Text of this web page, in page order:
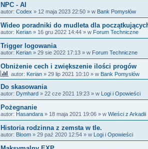
NPC - AI
autor: Codex » 12 maja 2023 22:50 » w Bank Pomysłów
Wideo poradniki do mudleta dla
autor: Kerian » 16 gru 2022 14:44 » w Forum Techniczne
Trigger logowania
autor: Kerian » 29 sie 2022 17:13 » w Forum Techniczne
Obniżenie cech i zwiększenie ilości progów
autor: Kerian » 29 lip 2021 10:10 » w Bank Pomysłów
Do skasowania
autor: Dymhard » 22 cze 2021 19:23 » w Logi i Opowieści
Pożegnanie
autor: Hasandara » 18 maja 2021 19:06 » w Wieści z Arkadii
Historia rodzinna z zemsta w tle.
autor: Bloom » 29 paź 2020 12:54 » w Logi i Opowieści